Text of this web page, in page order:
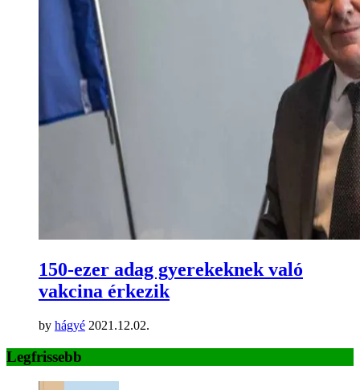
150-ezer adag gyerekeknek való
vakcina érkezik
by hágyé 2021.12.02.
Legfrissebb